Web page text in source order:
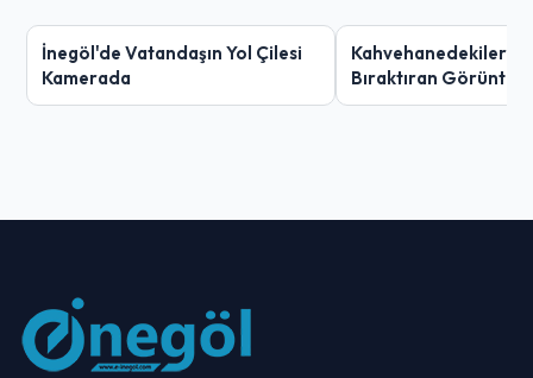
İnegöl'de Vatandaşın Yol Çilesi
Kamerada
Kahvehanedekiler
Bıraktıran Görüntü!